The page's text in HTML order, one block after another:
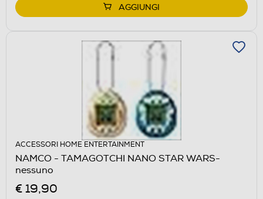
AGGIUNGI
ACCESSORI HOME ENTERTAINMENT
NAMCO - TAMAGOTCHI NANO STAR WARS-
nessuno
€ 19,90